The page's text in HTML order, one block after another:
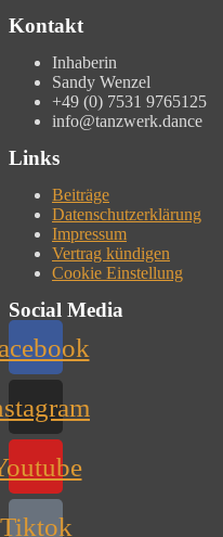
Kontakt
Inhaberin
Sandy Wenzel
+49 (0) 7531 9765125
info@tanzwerk.dance
Links
Beiträge
Datenschutzerklärung
Impressum
Vertrag kündigen
Cookie Einstellung
Social Media
Tiktok